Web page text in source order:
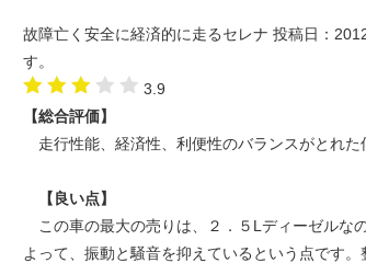
故障亡く安全に経済的に走るセレナ 投稿日：
す。
3.9
【総合評価】
走行性能、経済性、利便性のバランスがとれた
【良い点】
この車の最大の売りは、２．５Lディーゼルな
よって、振動と騒音を抑えているという点です